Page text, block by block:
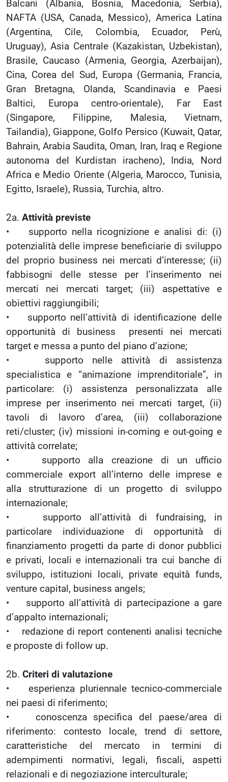
Balcani (Albania, Bosnia, Macedonia, Serbia),
NAFTA (USA, Canada, Messico), America Latina
(Argentina, Cile, Colombia, Ecuador, Perù,
Uruguay), Asia Centrale (Kazakistan, Uzbekistan),
Brasile, Caucaso (Armenia, Georgia, Azerbaijan),
Cina, Corea del Sud, Europa (Germania, Francia,
Gran Bretagna, Olanda, Scandinavia e Paesi
Baltici, Europa centro-orientale), Far East
(Singapore, Filippine, Malesia, Vietnam,
Tailandia), Giappone, Golfo Persico (Kuwait, Qatar,
Bahrain, Arabia Saudita, Oman, Iran, Iraq e Regione
autonoma del Kurdistan iracheno), India, Nord
Africa e Medio Oriente (Algeria, Marocco, Tunisia,
Egitto, Israele), Russia, Turchia, altro.
2a. Attività previste
• supporto nella ricognizione e analisi di: (i)
potenzialità delle imprese beneficiarie di sviluppo
del proprio business nei mercati d’interesse; (ii)
fabbisogni delle stesse per l’inserimento nei
mercati nei mercati target; (iii) aspettative e
obiettivi raggiungibili;
• supporto nell’attività di identificazione delle
opportunità di business presenti nei mercati
target e messa a punto del piano d’azione;
• supporto nelle attività di assistenza
specialistica e “animazione imprenditoriale”, in
particolare: (i) assistenza personalizzata alle
imprese per inserimento nei mercati target, (ii)
tavoli di lavoro d’area, (iii) collaborazione
reti/cluster; (iv) missioni in-coming e out-going e
attività correlate;
• supporto alla creazione di un ufficio
commerciale export all’interno delle imprese e
alla strutturazione di un progetto di sviluppo
internazionale;
• supporto all’attività di fundraising, in
particolare individuazione di opportunità di
finanziamento progetti da parte di donor pubblici
e privati, locali e internazionali tra cui banche di
sviluppo, istituzioni locali, private equità funds,
venture capital, business angels;
• supporto all’attività di partecipazione a gare
d’appalto internazionali;
• redazione di report contenenti analisi tecniche
e proposte di follow up.
2b. Criteri di valutazione
• esperienza pluriennale tecnico-commerciale
nei paesi di riferimento;
• conoscenza specifica del paese/area di
riferimento: contesto locale, trend di settore,
caratteristiche del mercato in termini di
adempimenti normativi, legali, fiscali, aspetti
relazionali e di negoziazione interculturale;